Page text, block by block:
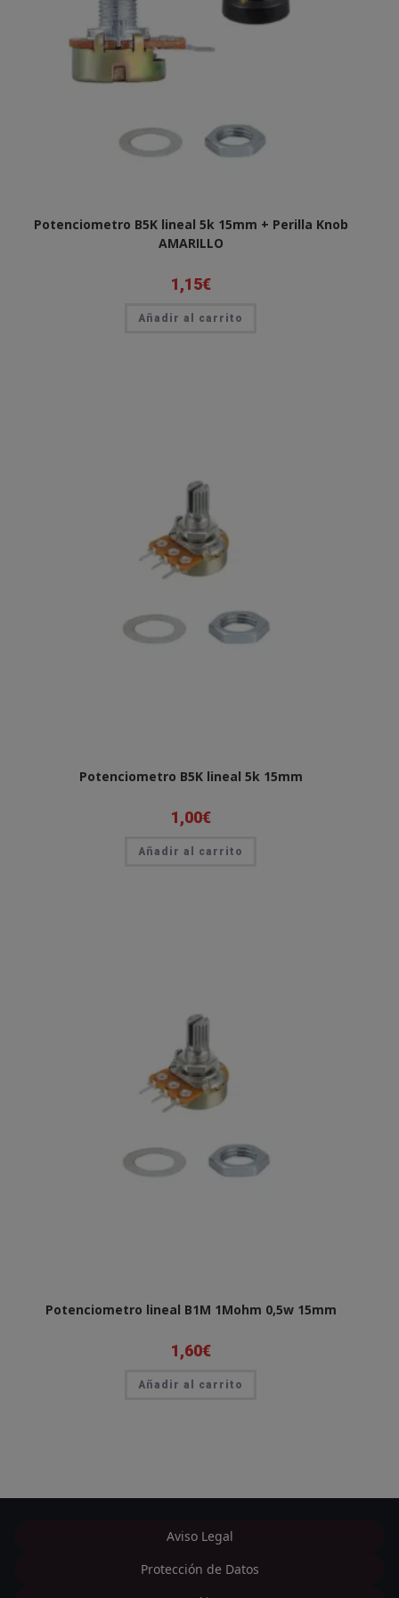
Potenciometro B5K lineal 5k 15mm + Perilla Knob
AMARILLO
1,15€
Añadir al carrito
Potenciometro B5K lineal 5k 15mm
1,00€
Añadir al carrito
Potenciometro lineal B1M 1Mohm 0,5w 15mm
1,60€
Añadir al carrito
Aviso Legal
Protección de Datos